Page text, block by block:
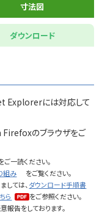
寸法図
ダウンロード
Explorerには対応して
のブラウザをご
ご一読ください。
組み
をご覧ください。
ては、 ダウンロード手順書
ら
をご参照ください。
告をしております。